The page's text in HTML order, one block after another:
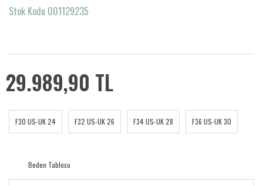
Stok Kodu 001129235
29.989,90 TL
F30 US-UK 24 F32 US-UK 26 F34 US-UK 28 F36 US-UK 30
Beden Tablosu